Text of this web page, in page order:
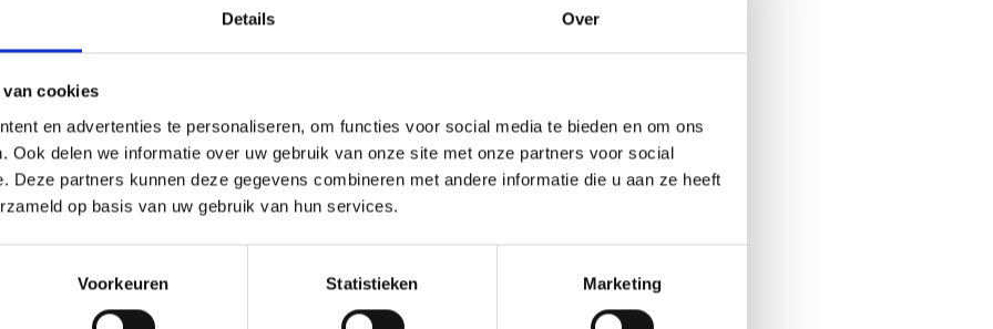
Details Over
cookies
en advertenties te personaliseren, om functies voor social media te bieden en om ons
Ook delen we informatie over uw gebruik van onze site met onze partners voor social
Deze partners kunnen deze gegevens combineren met andere informatie die u aan ze heeft
op basis van uw gebruik van hun services.
Voorkeuren Statistieken Marketing